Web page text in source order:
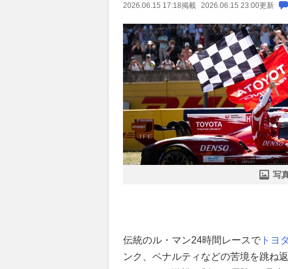
2026.06.15 17:18掲載 2026.06.15 23:00更新
写
伝統のル・マン24時間レースで トヨタ
ンク、ペナルティなどの苦境を跳ね